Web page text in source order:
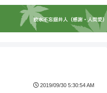
2019/09/30 5:30:54 AM